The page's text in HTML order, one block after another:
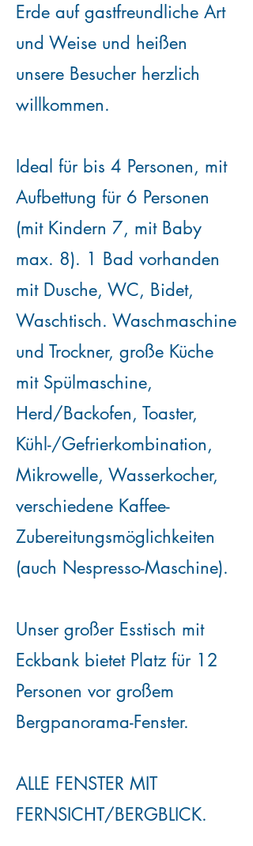
Erde auf gastfreundliche Art
und Weise und heißen
unsere Besucher herzlich
willkommen.
Ideal für bis 4 Personen, mit
Aufbettung für 6 Personen
(mit Kindern 7, mit Baby
max. 8). 1 Bad vorhanden
mit Dusche, WC, Bidet,
Waschtisch. Waschmaschine
und Trockner, große Küche
mit Spülmaschine,
Herd/Backofen, Toaster,
Kühl-/Gefrierkombination,
Mikrowelle, Wasserkocher,
verschiedene Kaffee-
Zubereitungsmöglichkeiten
(auch Nespresso-Maschine).
Unser großer Esstisch mit
Eckbank bietet Platz für 12
Personen vor großem
Bergpanorama-Fenster.
ALLE FENSTER MIT
FERNSICHT/BERGBLICK.